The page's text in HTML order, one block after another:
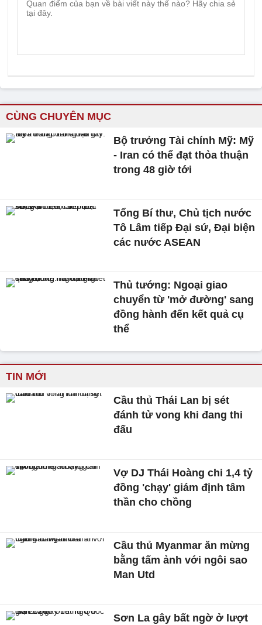
CÙNG CHUYÊN MỤC
Bộ trưởng Tài chính Mỹ: Mỹ
- Iran có thể đạt thỏa thuận
trong 48 giờ tới
Tổng Bí thư, Chủ tịch nước
Tô Lâm tiếp Đại sứ, Đại biện
các nước ASEAN
Thủ tướng: Ngoại giao
chuyển từ 'mở đường' sang
đồng hành đến kết quả cụ
thể
TIN MỚI
Cầu thủ Thái Lan bị sét
đánh tử vong khi đang thi
đấu
Vợ DJ Thái Hoàng chi 1,4 tỷ
đồng 'chạy' giám định tâm
thần cho chồng
Cầu thủ Myanmar ăn mừng
bằng tấm ảnh với ngôi sao
Man Utd
Sơn La gây bất ngờ ở lượt